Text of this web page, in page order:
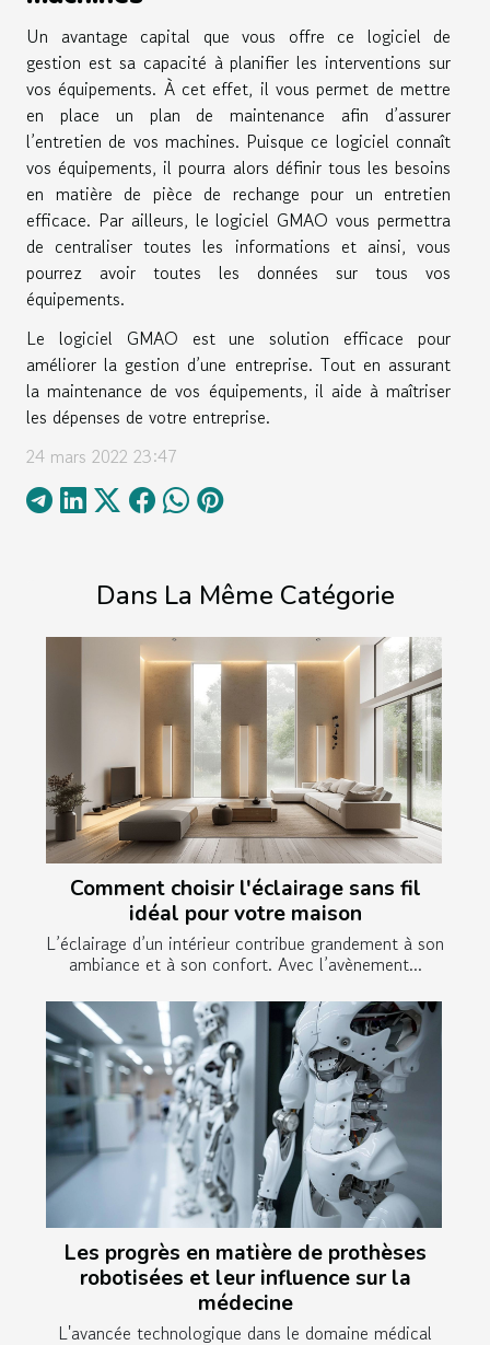
Un avantage capital que vous offre ce logiciel de
gestion est sa capacité à planifier les interventions sur
vos équipements. À cet effet, il vous permet de mettre
en place un plan de maintenance afin d’assurer
l’entretien de vos machines. Puisque ce logiciel connaît
vos équipements, il pourra alors définir tous les besoins
en matière de pièce de rechange pour un entretien
efficace. Par ailleurs, le logiciel GMAO vous permettra
de centraliser toutes les informations et ainsi, vous
pourrez avoir toutes les données sur tous vos
équipements.
Le logiciel GMAO est une solution efficace pour
améliorer la gestion d’une entreprise. Tout en assurant
la maintenance de vos équipements, il aide à maîtriser
les dépenses de votre entreprise.
24 mars 2022 23:47
Dans La Même Catégorie
Comment choisir l'éclairage sans fil
idéal pour votre maison
L’éclairage d’un intérieur contribue grandement à son
ambiance et à son confort. Avec l’avènement...
Les progrès en matière de prothèses
robotisées et leur influence sur la
médecine
L'avancée technologique dans le domaine médical